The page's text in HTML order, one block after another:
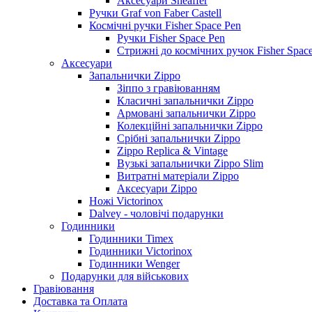
Ручки Graf von Faber Castell
Космічні ручки Fisher Space Pen
Ручки Fisher Space Pen
Стрижні до космічних ручок Fisher
Аксесуари
Запальнички Zippo
Зіппо з гравіюванням
Класичні запальнички Zippo
Армовані запальнички Zippo
Колекційні запальнички Zippo
Срібні запальнички Zippo
Zippo Replica & Vintage
Вузькі запальнички Zippo Slim
Витратні матеріали Zippo
Аксесуари Zippo
Ножі Victorinox
Dalvey - чоловічі подарунки
Годинники
Годинники Timex
Годинники Victorinox
Годинники Wenger
Подарунки для військових
Гравіювання
Доставка та Оплата